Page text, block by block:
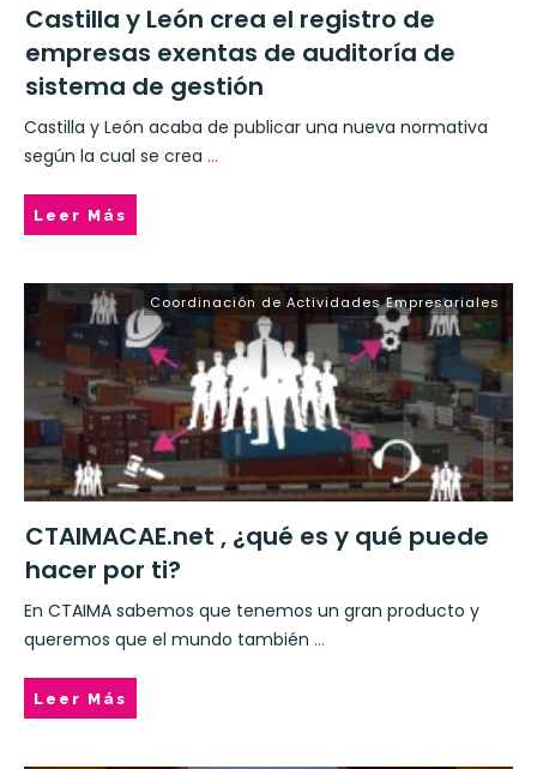
Castilla y León crea el registro de
empresas exentas de auditoría de
sistema de gestión
Castilla y León acaba de publicar una nueva normativa
según la cual se crea ...
Leer Más
Coordinación de Actividades Empresariales
CTAIMACAE.net , ¿qué es y qué puede
hacer por ti?
En CTAIMA sabemos que tenemos un gran producto y
queremos que el mundo también ...
Leer Más